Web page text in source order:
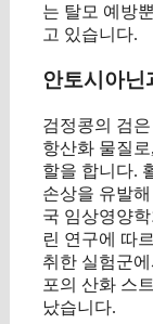
는 탈모 예방
고 있습니다.
안토시아닌
검정콩의 검
항산화 물질
할을 합니다.
손상을 유발
국 임상영양학
린 연구에 따
취한 실험군
포의 산화 스
났습니다.